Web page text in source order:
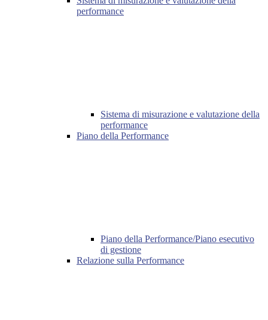
performance
Sistema di misurazione e valutazione della
performance
Piano della Performance
Piano della Performance/Piano esecutivo
di gestione
Relazione sulla Performance